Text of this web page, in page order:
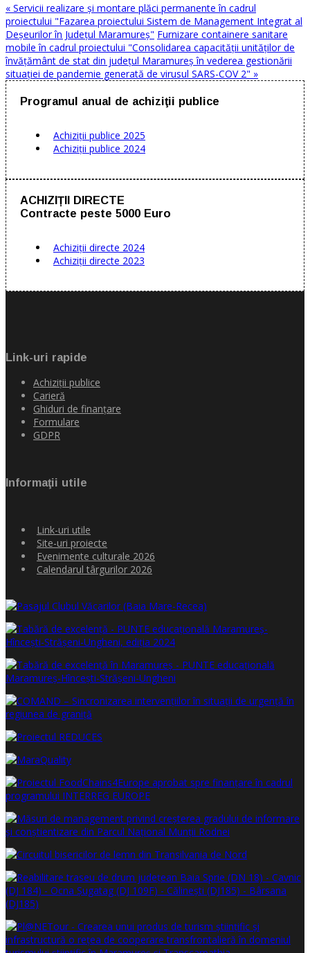
« Servicii realizare și montare plăci permanente în cadrul
proiectului "Fazarea proiectului Sistem de Management Integrat al
Deșeurilor în Județul Maramureș" Furnizare containere sanitare
mobile în cadrul proiectului "Consolidarea capacității unităților de
învățământ de stat din județul Maramureș în vederea gestionării
situației de pandemie generată de virusul SARS-COV 2" »
Programul anual de achiziţii publice
Achiziţii publice 2025
Achiziţii publice 2024
ACHIZIȚII DIRECTE
Contracte peste 5000 Euro
Achiziții directe 2024
Achiziții directe 2023
Link-uri rapide
Achiziţii publice
Carieră
Ghiduri de finanţare
Formulare
GDPR
Informaţii utile
Link-uri utile
Site-uri proiecte
Evenimente culturale 2026
Calendarul târgurilor 2026